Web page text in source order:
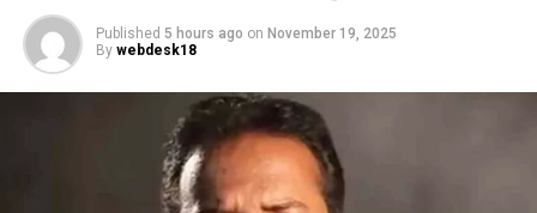
Published 5 hours ago on November 19, 2025
By webdesk18